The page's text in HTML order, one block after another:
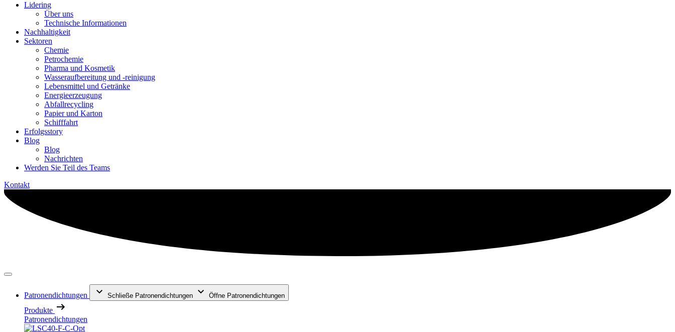
Lidering
Über uns
Technische Informationen
Nachhaltigkeit
Sektoren
Chemie
Petrochemie
Pharma und Kosmetik
Wasseraufbereitung und -reinigung
Lebensmittel und Getränke
Energieerzeugung
Abfallrecycling
Papier und Karton
Schifffahrt
Erfolgsstory
Blog
Blog
Nachrichten
Werden Sie Teil des Teams
Kontakt
Patronendichtungen Schließe Patronendichtungen Öffne Patronendichtungen
Produkte
Patronendichtungen